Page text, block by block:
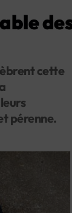
cette
pérenne.